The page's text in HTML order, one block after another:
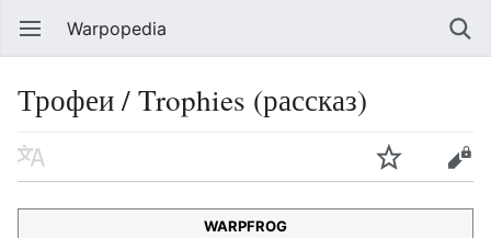
Warpopedia
Трофеи / Trophies (рассказ)
WARPFROG